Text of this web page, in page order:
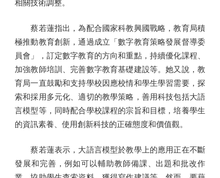
相關技術調整。
蔡若蓮指出，為配合國家科教興國戰略，教育局積
極推動教育創新，通過成立「數字教育策略發展督導委
員會」，訂定數字教育的方向和重點，持續優化課程、
加強教師培訓、完善數字教育基礎建設等。她又說，教
育局一直鼓勵和支持學校因應校情和學生學習需要，探
索和採用多元化、適切的教學策略，善用科技包括大語
言模型等，同時配合學校課程的宗旨和目標，培養學生
的資訊素養、使用創新科技的正確態度和價值觀。
蔡若蓮表示，大語言模型於教學上的應用正在不斷
發展和完善，例如可以輔助教師備課、出題和批改作